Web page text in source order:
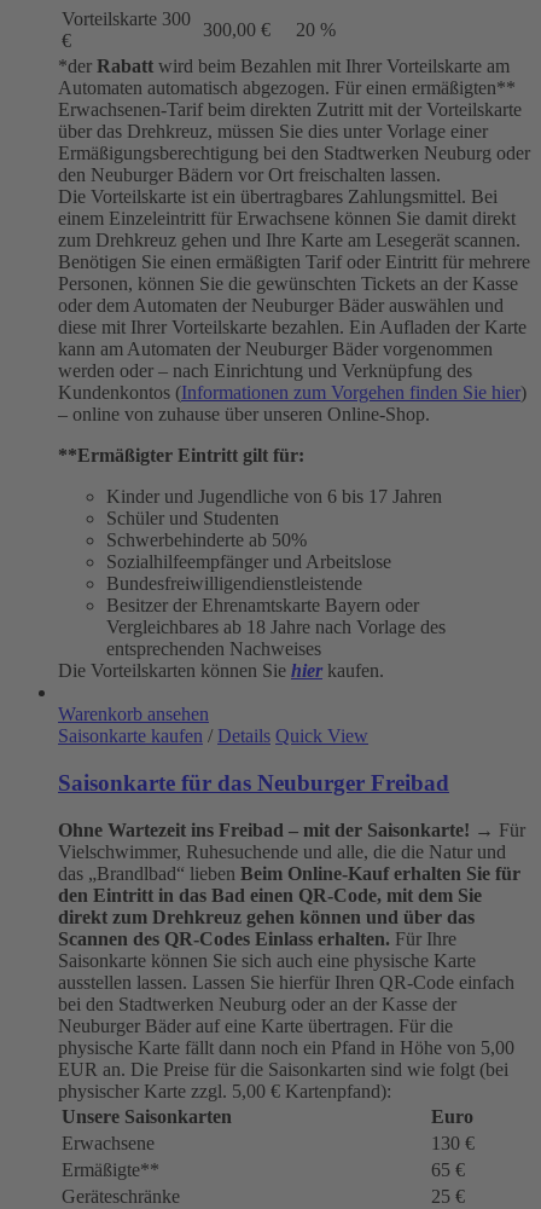
Vorteilskarte 300
€
300,00 €
20 %
*der Rabatt wird beim Bezahlen mit Ihrer Vorteilskarte am
Automaten automatisch abgezogen. Für einen ermäßigten**
Erwachsenen-Tarif beim direkten Zutritt mit der Vorteilskarte
über das Drehkreuz, müssen Sie dies unter Vorlage einer
Ermäßigungsberechtigung bei den Stadtwerken Neuburg oder
den Neuburger Bädern vor Ort freischalten lassen.
Die Vorteilskarte ist ein übertragbares Zahlungsmittel. Bei
einem Einzeleintritt für Erwachsene können Sie damit direkt
zum Drehkreuz gehen und Ihre Karte am Lesegerät scannen.
Benötigen Sie einen ermäßigten Tarif oder Eintritt für mehrere
Personen, können Sie die gewünschten Tickets an der Kasse
oder dem Automaten der Neuburger Bäder auswählen und
diese mit Ihrer Vorteilskarte bezahlen. Ein Aufladen der Karte
kann am Automaten der Neuburger Bäder vorgenommen
werden oder – nach Einrichtung und Verknüpfung des
Kundenkontos (Informationen zum Vorgehen finden Sie hier)
– online von zuhause über unseren Online-Shop.
**Ermäßigter Eintritt gilt für:
Kinder und Jugendliche von 6 bis 17 Jahren
Schüler und Studenten
Schwerbehinderte ab 50%
Sozialhilfeempfänger und Arbeitslose
Bundesfreiwilligendienstleistende
Besitzer der Ehrenamtskarte Bayern oder
Vergleichbares ab 18 Jahre nach Vorlage des
entsprechenden Nachweises
Die Vorteilskarten können Sie hier kaufen.
Warenkorb ansehen
Saisonkarte kaufen / Details Quick View
Saisonkarte für das Neuburger Freibad
Ohne Wartezeit ins Freibad – mit der Saisonkarte! → Für
Vielschwimmer, Ruhesuchende und alle, die die Natur und
das „Brandlbad“ lieben Beim Online-Kauf erhalten Sie für
den Eintritt in das Bad einen QR-Code, mit dem Sie
direkt zum Drehkreuz gehen können und über das
Scannen des QR-Codes Einlass erhalten. Für Ihre
Saisonkarte können Sie sich auch eine physische Karte
ausstellen lassen. Lassen Sie hierfür Ihren QR-Code einfach
bei den Stadtwerken Neuburg oder an der Kasse der
Neuburger Bäder auf eine Karte übertragen. Für die
physische Karte fällt dann noch ein Pfand in Höhe von 5,00
EUR an. Die Preise für die Saisonkarten sind wie folgt (bei
physischer Karte zzgl. 5,00 € Kartenpfand):
Unsere Saisonkarten
Euro
Erwachsene
130 €
Ermäßigte**
65 €
Geräteschränke
25 €